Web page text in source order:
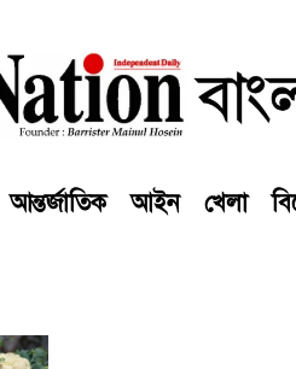
আন্তর্জাতিক আইন খেলা